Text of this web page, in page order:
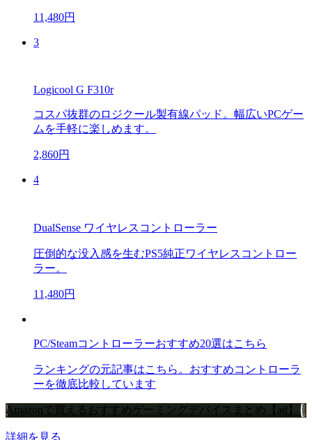
11,480円
3
Logicool G F310r
コスパ抜群のロジクール製有線パッド。幅広いPCゲー
ムを手軽に楽しめます。
2,860円
4
DualSense ワイヤレスコントローラー
圧倒的な没入感を生むPS5純正ワイヤレスコントロー
ラー。
11,480円
PC/Steamコントローラーおすすめ20選はこちら
ランキングの元記事はこちら。おすすめコントローラ
ーを徹底比較しています
Amazonで買えるおすすめゲーミングデバイスまとめ【ad】
詳細を見る